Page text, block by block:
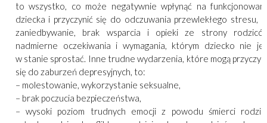
to wszystko, co może negatywnie wpłynąć na
dziecka i przyczynić się do odczuwania przewlekłego stresu,
zaniedbywanie, brak wsparcia i opieki ze strony
nadmierne oczekiwania i wymagania, którym dziecko nie
w stanie sprostać. Inne trudne wydarzenia, które mogą
się do zaburzeń depresyjnych, to:
– molestowanie, wykorzystanie seksualne,
– brak poczucia bezpieczeństwa,
– wysoki poziom trudnych emocji z powodu śmierci